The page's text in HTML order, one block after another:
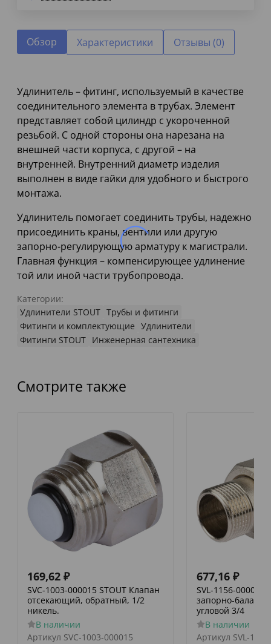
Обзор Характеристики Отзывы (0)
Удлинитель – фитинг, используемый в качестве
соединительного элемента в трубах. Элемент
представляет собой цилиндр с укороченной
резьбой. С одной стороны она нарезана на
внешней части корпуса, с другой – на
внутренней. Внутренний диаметр изделия
выполнен в виде гайки для удобного и быстрого
монтажа.
Удлинитель помогает соединить трубы, надежно
присоединить краны, вентили или другую
запорно-регулирующую арматуру к магистрали.
Главная функция – компенсирующее удлинение
той или иной части трубопровода.
Категории:
Удлинители STOUT Трубы и фитинги
Фитинги и комплектующие Удлинители
Фитинги STOUT Инженерная сантехника
Смотрите также
169,62 ₽
SVC-1003-000015 STOUT Клапан
отсекающий, обратный, 1/2
никель.
В наличии
Артикул SVC-1003-000015
677,16 ₽
SVL-1156-000020
запорно-
угловой 3/4
В наличии
Артикул SVL-